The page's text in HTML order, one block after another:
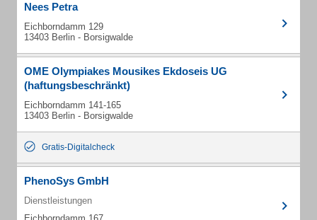
Nees Petra
Eichborndamm 129
13403 Berlin - Borsigwalde
OME Olympiakes Mousikes Ekdoseis UG
(haftungsbeschränkt)
Eichborndamm 141-165
13403 Berlin - Borsigwalde
Gratis-Digitalcheck
PhenoSys GmbH
Dienstleistungen